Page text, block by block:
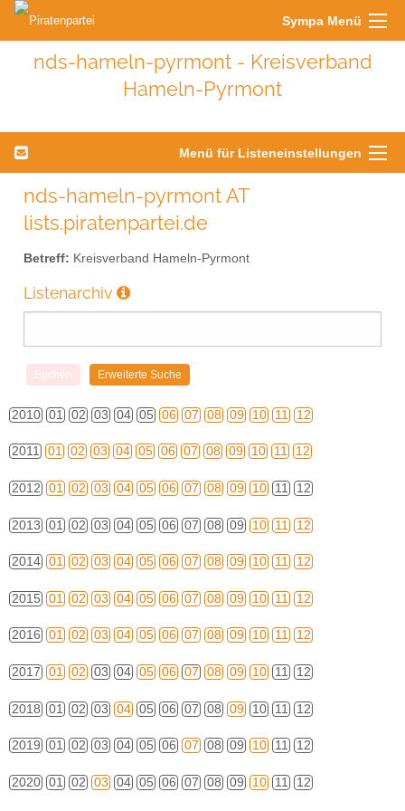
Sympa Menü
nds-hameln-pyrmont - Kreisverband
Hameln-Pyrmont
Menü für Listeneinstellungen
nds-hameln-pyrmont AT
lists.piratenpartei.de
Betreff: Kreisverband Hameln-Pyrmont
Listenarchiv
2010 01 02 03 04 05 06 07 08 09 10 11 12
2011 01 02 03 04 05 06 07 08 09 10 11 12
2012 01 02 03 04 05 06 07 08 09 10 11 12
2013 01 02 03 04 05 06 07 08 09 10 11 12
2014 01 02 03 04 05 06 07 08 09 10 11 12
2015 01 02 03 04 05 06 07 08 09 10 11 12
2016 01 02 03 04 05 06 07 08 09 10 11 12
2017 01 02 03 04 05 06 07 08 09 10 11 12
2018 01 02 03 04 05 06 07 08 09 10 11 12
2019 01 02 03 04 05 06 07 08 09 10 11 12
2020 01 02 03 04 05 06 07 08 09 10 11 12